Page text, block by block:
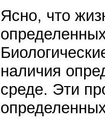
Ясно, что
наличия
среде. Эти